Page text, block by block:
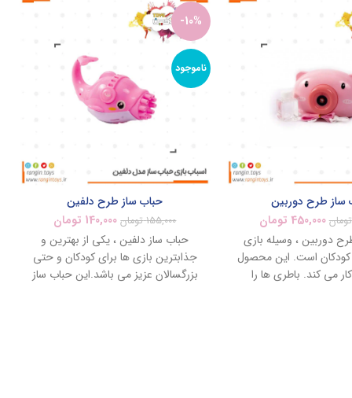
ساز طرح دوربین
تومان 450,000 تومان
دوربین ، وسیله بازی
است. این محصول
می کند. باطری ها را
-10%
ناموجود
حباب ساز طرح دلفین
155,000 تومان 140,000 تومان
حباب ساز دلفین ، یکی از بهترین و
جذابترین بازی ها برای کودکان و حتی
بزرگسالان عزیز می باشد.این حباب ساز